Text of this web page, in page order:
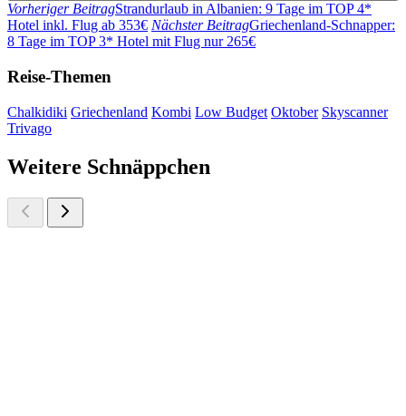
Vorheriger BeitragStrandurlaub in Albanien: 9 Tage im TOP 4*
Hotel inkl. Flug ab 353€ Nächster BeitragGriechenland-Schnapper:
8 Tage im TOP 3* Hotel mit Flug nur 265€
Reise-Themen
Chalkidiki Griechenland Kombi Low Budget Oktober Skyscanner
Trivago
Weitere Schnäppchen